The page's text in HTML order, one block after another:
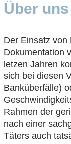
Über uns
Der Einsatz von
Dokumentation
letzen Jahren
sich bei diesen
Banküberfälle)
Rahmen der
nach einer
Täters auch